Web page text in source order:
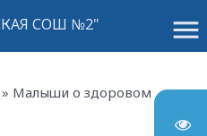
menu
СОШ №2"
» Малыши о здоровом